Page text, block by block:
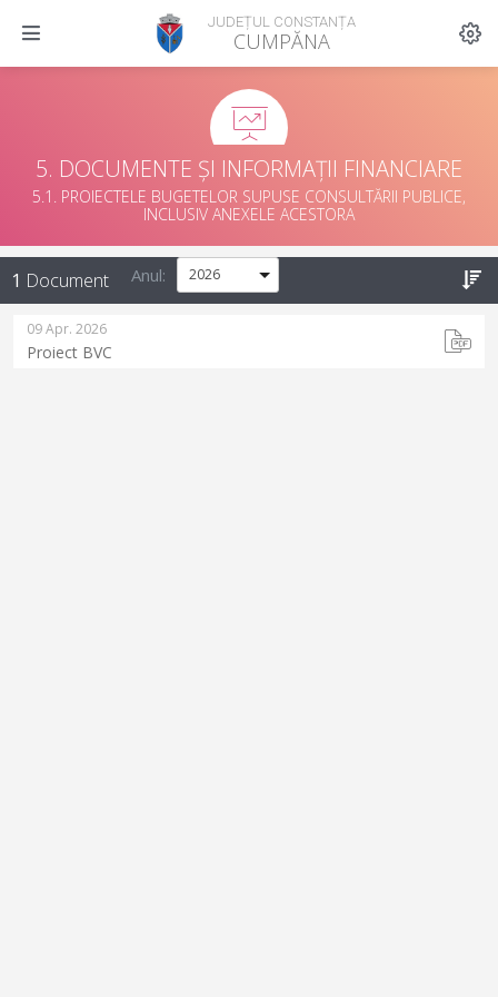
JUDEȚUL CONSTANȚA
CUMPĂNA
5. DOCUMENTE ȘI INFORMAȚII FINANCIARE
5.1. PROIECTELE BUGETELOR SUPUSE CONSULTĂRII PUBLICE,
INCLUSIV ANEXELE ACESTORA
1 Document Anul:
09 Apr. 2026
Proiect BVC